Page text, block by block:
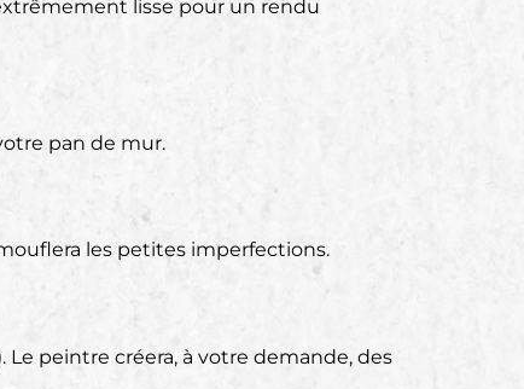
lisse pour un rendu
pan de mur.
les petites imperfections.
peintre créera, à votre demande, des